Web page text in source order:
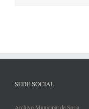
SEDE SOCIAL
Archivo Municipal de Soria